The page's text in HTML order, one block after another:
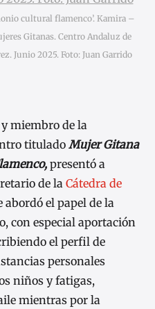
cultural flamenco’. Kamira –
Gitanas. Centro Andaluz de
Junio 2025. Foto: Juan Garrido
miembro de la
titulado Mujer Gitana
presentó a
de la Cátedra de
abordó el papel de la
con especial aportación
el perfil de
personales
niños y fatigas,
mientras por la